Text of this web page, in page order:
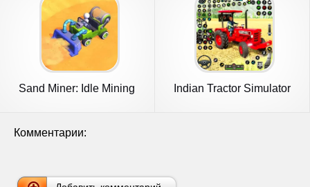
Sand Miner: Idle Mining
Indian Tractor Simulator
Комментарии: